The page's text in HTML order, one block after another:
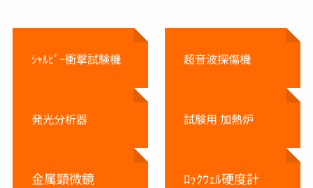
ｼｬﾙﾋﾟｰ衝撃試験機 超音波探傷機
発光分析器 試験用 加熱炉
金属顕微鏡 ﾛｯｸｳｪﾙ硬度計